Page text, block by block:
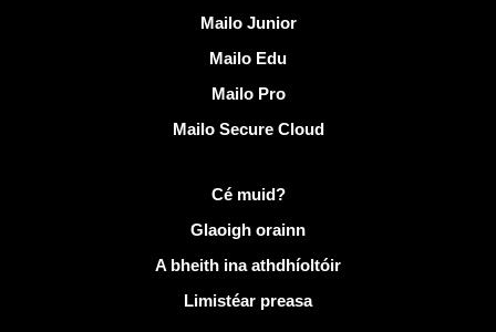
Mailo Junior
Mailo Edu
Mailo Pro
Mailo Secure Cloud
Cé muid?
Glaoigh orainn
A bheith ina athdhíoltóir
Limistéar preasa